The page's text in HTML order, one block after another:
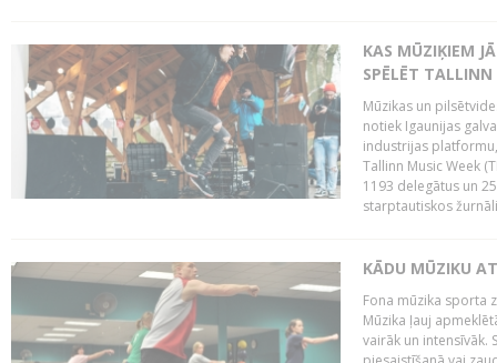
KAS MŪZIĶIEM
SPĒLĒT TALLINN
Mūzikas un
notiek Igaunijas
industrijas
Tallinn Music Week
1193 delegātus un
starptautiskos
KĀDU MŪZIKU
Fona mūzika sporta
Mūzika ļauj
vairāk un intensīvāk.